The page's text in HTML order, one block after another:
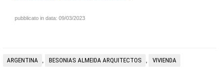
pubblicato in data: 09/03/2023
ARGENTINA , BESONIAS ALMEIDA ARQUITECTOS , VIVIENDA